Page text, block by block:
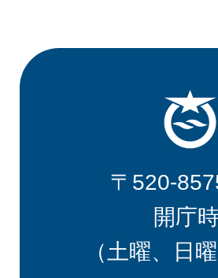
〒520-
開庁
（土曜、日